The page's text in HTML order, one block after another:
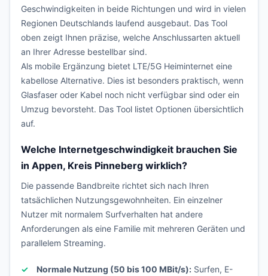
Geschwindigkeiten in beide Richtungen und wird in vielen
Regionen Deutschlands laufend ausgebaut. Das Tool
oben zeigt Ihnen präzise, welche Anschlussarten aktuell
an Ihrer Adresse bestellbar sind.
Als mobile Ergänzung bietet LTE/5G Heiminternet eine
kabellose Alternative. Dies ist besonders praktisch, wenn
Glasfaser oder Kabel noch nicht verfügbar sind oder ein
Umzug bevorsteht. Das Tool listet Optionen übersichtlich
auf.
Welche Internetgeschwindigkeit brauchen Sie
in Appen, Kreis Pinneberg wirklich?
Die passende Bandbreite richtet sich nach Ihren
tatsächlichen Nutzungsgewohnheiten. Ein einzelner
Nutzer mit normalem Surfverhalten hat andere
Anforderungen als eine Familie mit mehreren Geräten und
parallelem Streaming.
Normale Nutzung (50 bis 100 MBit/s): Surfen, E-